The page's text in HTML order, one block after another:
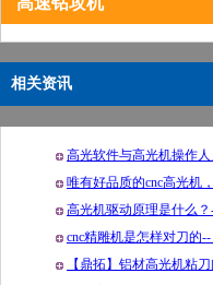
相关资讯
高光软件与高光机操作
练程度--「鼎拓机械」
唯有好品质的cnc高光机
户肯定！
高光机驱动原理是什么？
拓机械」
cnc精雕机是怎样对刀的
机械」
【鼎拓】铝材高光机粘